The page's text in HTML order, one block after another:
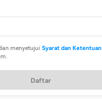
menyetujui Syarat dan Ketentuan
Daftar